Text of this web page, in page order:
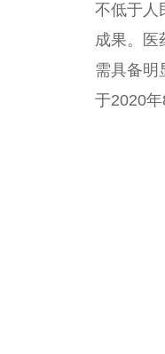
不低于人
成果。医
需具备明
于2020年